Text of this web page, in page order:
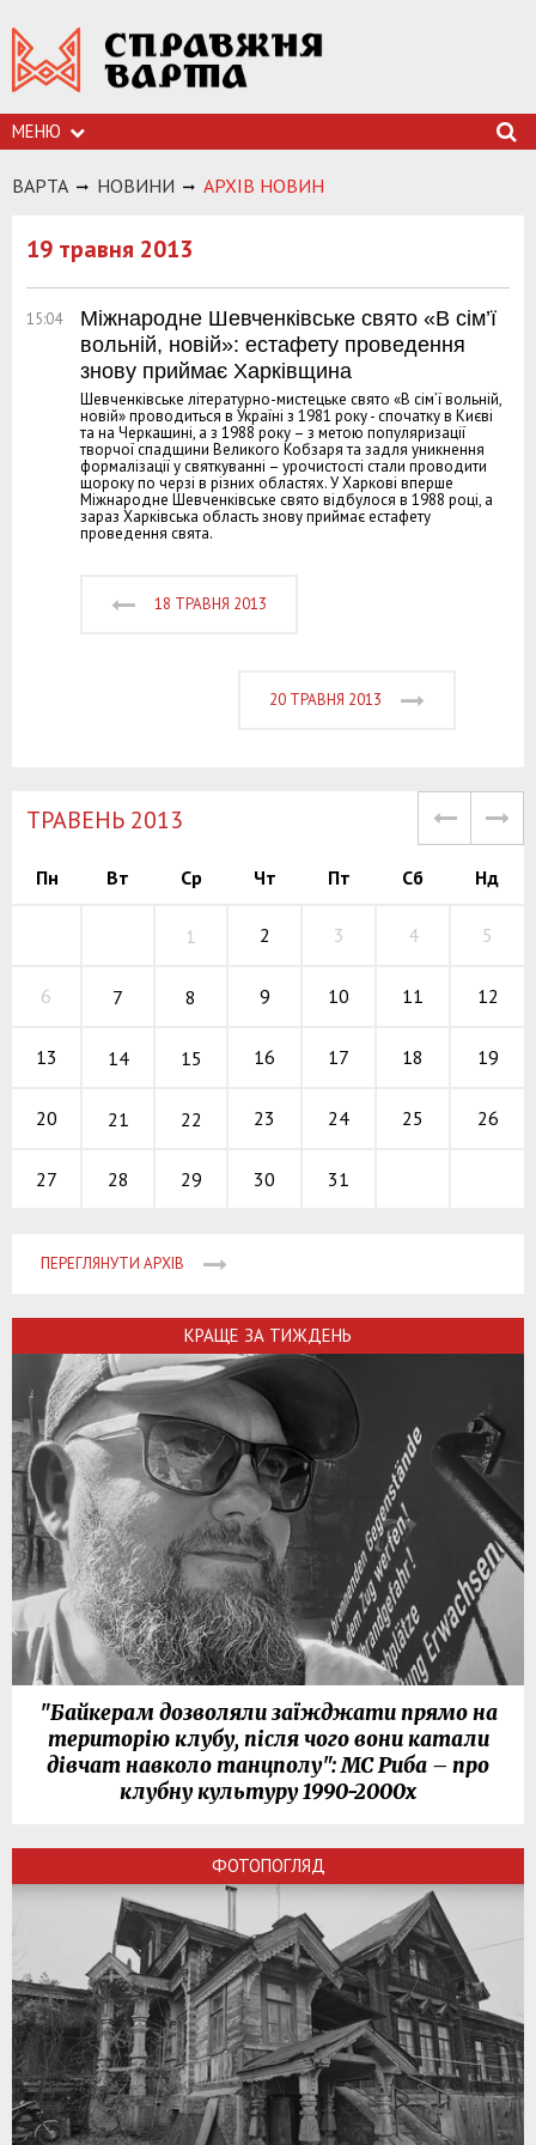
МЕНЮ
ВАРТА НОВИНИ АРХIВ НОВИН
19 травня 2013
15:04
Міжнародне Шевченківське свято «В сім’ї
вольній, новій»: естафету проведення
знову приймає Харківщина
Шевченківське літературно-мистецьке свято «В сім’ї вольній,
новій» проводиться в Україні з 1981 року - спочатку в Києві
та на Черкащині, а з 1988 року – з метою популяризації
творчої спадщини Великого Кобзаря та задля уникнення
формалізації у святкуванні – урочистості стали проводити
щороку по черзі в різних областях. У Харкові вперше
Міжнародне Шевченківське свято відбулося в 1988 році, а
зараз Харківська область знову приймає естафету
проведення свята.
18 ТРАВНЯ 2013
20 ТРАВНЯ 2013
TРАВЕНЬ 2013
Пн Вт Ср Чт Пт Сб Нд
1 2 3 4 5
6 7 8 9 10 11 12
13 14 15 16 17 18 19
20 21 22 23 24 25 26
27 28 29 30 31
ПЕРЕГЛЯНУТИ АРХІВ
КРАЩЕ ЗА ТИЖДЕНЬ
"Байкерам дозволяли заїжджати прямо на
територію клубу, після чого вони катали
дівчат навколо танцполу": МС Риба – про
клубну культуру 1990-2000х
ФОТОПОГЛЯД